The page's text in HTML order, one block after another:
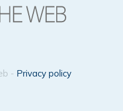
- Privacy policy